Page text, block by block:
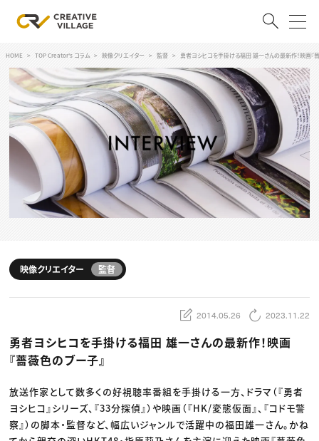
ログイン 会員登録
RECRUIT
クリエイター求人を探す
CREATIVE JOB求人検索
特集求人
採用説明会
スキルアップしたい！
デザイン
編集・ライティング
マーケティング
ディレクション
業界解説・キャリア事情
TOP Creator’s コラム
Webクリエイター
アプリクリエイター
ゲームクリエイター
映像クリエイター
クリエイターインタビュー
C＆R Magazine
セミナー
ニュース・トレンド トップ
Web
映像
ゲーム・エンタメ
HOME TOP Creator's コラム 映像クリエイター 監督 勇者ヨシヒコを手掛ける福田 雄一さんの最新作！映画『
映像クリエイター 監督
2014.05.26 2023.11.22
勇者ヨシヒコを手掛ける福田 雄一さんの最新作！映画
『薔薇色のブー子』
放送作家として数多くの好視聴率番組を手掛ける一方、ドラマ（『勇者
ヨシヒコ』シリーズ、『33分探偵』）や映画（『HK/変態仮面』、『コドモ警
察』）の脚本・監督など、幅広いジャンルで活躍中の福田雄一さん。かね